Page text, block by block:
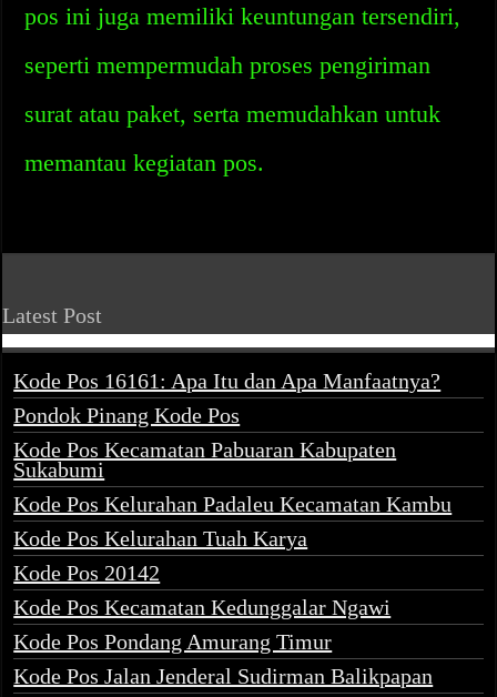
pos ini juga memiliki keuntungan tersendiri,
seperti mempermudah proses pengiriman
surat atau paket, serta memudahkan untuk
memantau kegiatan pos.
Latest Post
Kode Pos 16161: Apa Itu dan Apa Manfaatnya?
Pondok Pinang Kode Pos
Kode Pos Kecamatan Pabuaran Kabupaten
Sukabumi
Kode Pos Kelurahan Padaleu Kecamatan Kambu
Kode Pos Kelurahan Tuah Karya
Kode Pos 20142
Kode Pos Kecamatan Kedunggalar Ngawi
Kode Pos Pondang Amurang Timur
Kode Pos Jalan Jenderal Sudirman Balikpapan